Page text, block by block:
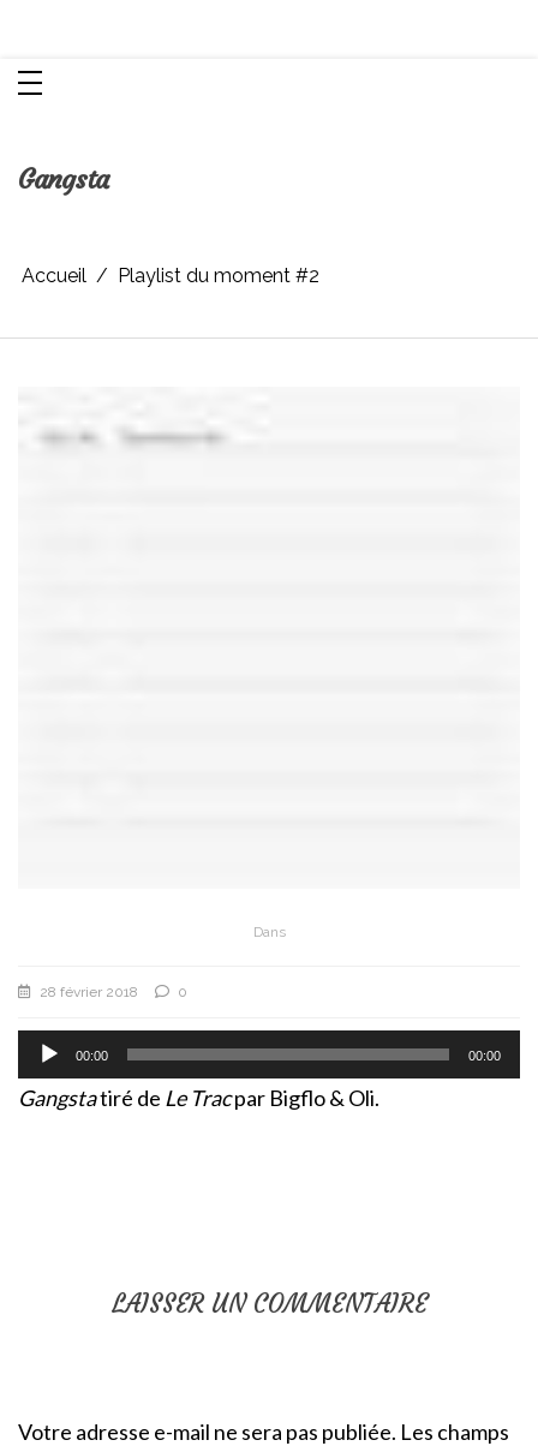
Gangsta
Accueil Playlist du moment #2
Dans
28 février 2018 0
Lecteur
audio
00:00 00:00
Gangstatiré de Le Tracpar Bigflo & Oli.
LAISSER UN COMMENTAIRE
Votre adresse e-mail ne sera pas publiée. Les champs